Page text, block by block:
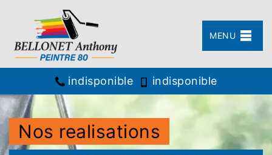
MENU
indisponible indisponible
Nos realisations